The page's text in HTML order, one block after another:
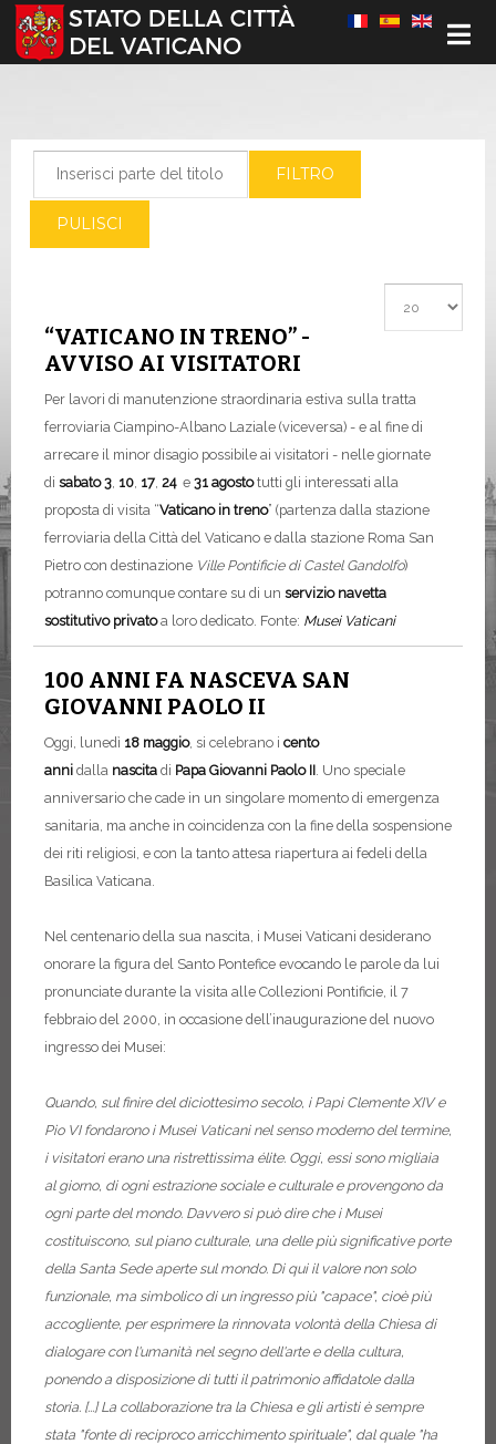
Seleziona la tua lingua
FILTRO
PULISCI
“VATICANO IN TRENO” -
AVVISO AI VISITATORI
Per lavori di manutenzione straordinaria estiva sulla tratta
ferroviaria Ciampino-Albano Laziale (viceversa) - e al fine di
arrecare il minor disagio possibile ai visitatori - nelle giornate
di sabato 3, 10, 17, 24 e 31 agostotutti gli interessati alla
proposta di visita “Vaticano in treno” (partenza dalla stazione
ferroviaria della Città del Vaticano e dalla stazione Roma San
Pietro con destinazione Ville Pontificie di Castel Gandolfo)
potranno comunque contare su di un servizio navetta
sostitutivo privatoa loro dedicato. Fonte: Musei Vaticani
100 ANNI FA NASCEVA SAN
GIOVANNI PAOLO II
Oggi, lunedì 18 maggio, si celebrano i cento
anni dalla nascita di Papa Giovanni Paolo II. Uno speciale
anniversario che cade in un singolare momento di emergenza
sanitaria, ma anche in coincidenza con la fine della sospensione
dei riti religiosi, e con la tanto attesa riapertura ai fedeli della
Basilica Vaticana.
Nel centenario della sua nascita, i Musei Vaticani desiderano
onorare la figura del Santo Pontefice evocando le parole da lui
pronunciate durante la visita alle Collezioni Pontificie, il 7
febbraio del 2000, in occasione dell’inaugurazione del nuovo
ingresso dei Musei:
Quando, sul finire del diciottesimo secolo, i Papi Clemente XIV e
Pio VI fondarono i Musei Vaticani nel senso moderno del termine,
i visitatori erano una ristrettissima élite. Oggi, essi sono migliaia
al giorno, di ogni estrazione sociale e culturale e provengono da
ogni parte del mondo. Davvero si può dire che i Musei
costituiscono, sul piano culturale, una delle più significative porte
della Santa Sede aperte sul mondo. Di qui il valore non solo
funzionale, ma simbolico di un ingresso più "capace", cioè più
accogliente, per esprimere la rinnovata volontà della Chiesa di
dialogare con l'umanità nel segno dell'arte e della cultura,
ponendo a disposizione di tutti il patrimonio affidatole dalla
storia. [...] La collaborazione tra la Chiesa e gli artisti è sempre
stata "fonte di reciproco arricchimento spirituale", dal quale "ha